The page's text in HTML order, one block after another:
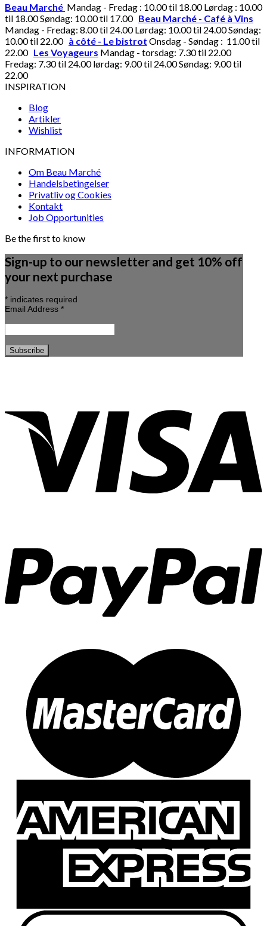
Beau Marché Mandag - Fredag : 10.00 til 18.00 Lørdag : 10.00
til 18.00 Søndag: 10.00 til 17.00 Beau Marché - Café à Vins
Mandag - Fredag: 8.00 til 24.00 Lørdag: 10.00 til 24.00 Søndag:
10.00 til 22.00 à côté - Le bistrot Onsdag - Søndag : 11.00 til
22.00 Les Voyageurs Mandag - torsdag: 7.30 til 22.00
Fredag: 7.30 til 24.00 lørdag: 9.00 til 24.00 Søndag: 9.00 til
22.00
INSPIRATION
Blog
Artikler
Wishlist
INFORMATION
Om Beau Marché
Handelsbetingelser
Privatliv og Cookies
Kontakt
Job Opportunities
Be the first to know
Sign-up to our newsletter and get 10% off
your next purchase
* indicates required
Email Address *